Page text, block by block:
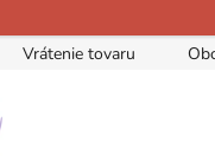
Vrátenie tovaru